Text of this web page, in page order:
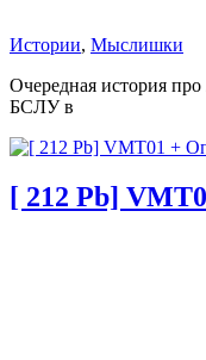
Истории, Мыслишки
Очередная история
БСЛУ в
[ 212 Pb]